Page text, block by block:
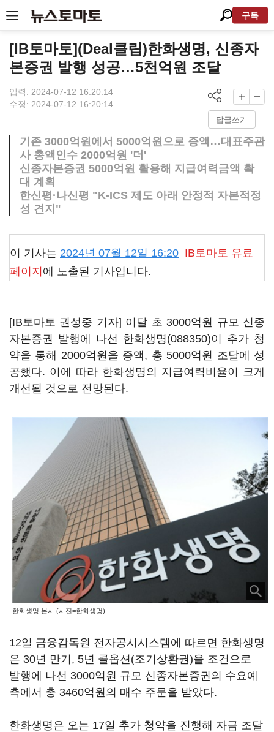
구독
[IB토마토](Deal클립)한화생명, 신종자
본증권 발행 성공…5천억원 조달
입력: 2024-07-12 16:20:14
수정: 2024-07-12 16:20:14
답글쓰기
기존 3000억원에서 5000억원으로 증액…대표주관
사 총액인수 2000억원 '더'
신종자본증권 5000억원 활용해 지급여력금액 확
대 계획
한신평·나신평 "K-ICS 제도 아래 안정적 자본적정
성 견지"
이 기사는 2024년 07월 12일 16:20 IB토마토 유료
페이지 에 노출된 기사입니다.
[IB토마토 권성중 기자] 이달 초 3000억원 규모 신종
자본증권 발행에 나선 한화생명(088350)이 추가 청
약을 통해 2000억원을 증액, 총 5000억원 조달에 성
공했다. 이에 따라 한화생명의 지급여력비율이 크게
개선될 것으로 전망된다.
한화생명 본사.(사진=한화생명)
12일 금융감독원 전자공시시스템에 따르면 한화생명
은 30년 만기, 5년 콜옵션(조기상환권)을 조건으로
발행에 나선 3000억원 규모 신종자본증권의 수요예
측에서 총 3460억원의 매수 주문을 받았다.
한화생명은 오는 17일 추가 청약을 진행해 자금 조달